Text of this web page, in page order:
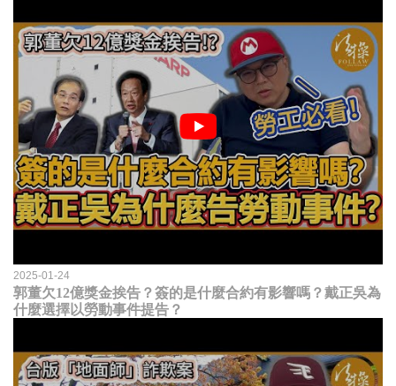
2025-01-24
郭董欠12億獎金挨告？簽的是什麼合約有影響嗎？戴正吳為
什麼選擇以勞動事件提告？